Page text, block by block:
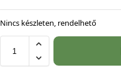
Nincs készleten, rendelhető